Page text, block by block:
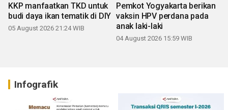
KKP manfaatkan TKD untuk
budi daya ikan tematik di DIY
05 August 2026 21:24 WIB
Pemkot Yogyakarta berikan
vaksin HPV perdana pada
anak laki-laki
04 August 2026 15:59 WIB
Infografik